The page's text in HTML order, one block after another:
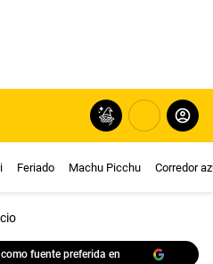
Feriado Machu Picchu Corredor
fuente preferida en